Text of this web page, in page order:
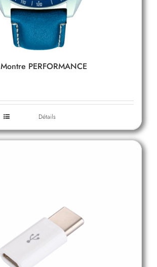
Montre PERFORMANCE
Détails